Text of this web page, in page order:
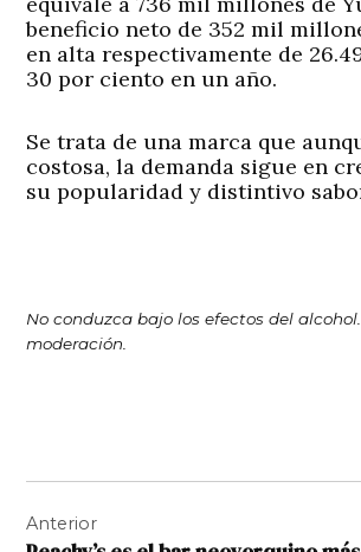
beneficio neto de 352 mil
en alta respectivamente de
30 por ciento en un año.
Se trata de una marca que
costosa, la demanda sigue en
su popularidad y distintivo
No conduzca bajo los efectos del
moderación.
de
Anterior